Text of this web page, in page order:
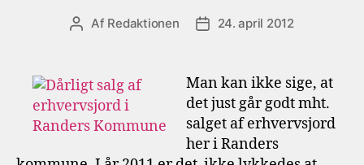
Indlægsforfatter
Af Redaktionen Indlægsdato
24. april 2012
Man kan ikke sige, at
det just går godt mht.
salget af erhvervsjord
her i Randers